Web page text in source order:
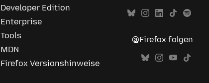
Developer Edition
Enterprise
Tools
MDN
Firefox Versionshinweise
@Firefox folgen